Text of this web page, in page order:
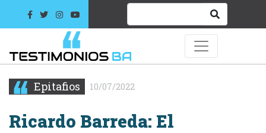
Epitafios 10/07/2022
Ricardo Barreda: El